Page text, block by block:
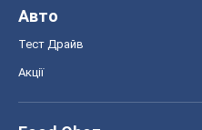
Авто
Тест Драйв
Акції